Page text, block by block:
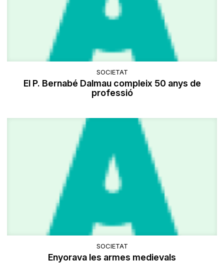
SOCIETAT
El P. Bernabé Dalmau compleix 50 anys de
professió
SOCIETAT
Enyorava les armes medievals